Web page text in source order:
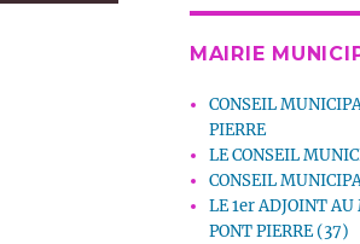
MAIRIE
CONSEIL
PIERRE
LE CONSEIL
CONSEIL
LE 1er ADJOINT
PONT PIERRE (37)